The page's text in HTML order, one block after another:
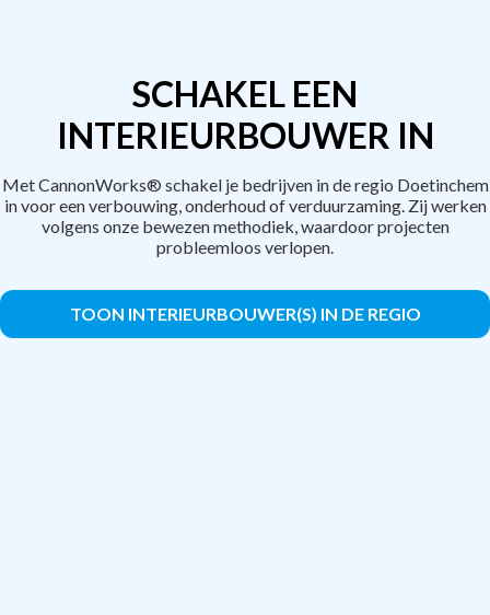
SCHAKEL EEN
INTERIEURBOUWER IN
Met CannonWorks® schakel je bedrijven in de regio Doetinchem
in voor een verbouwing, onderhoud of verduurzaming. Zij werken
volgens onze bewezen methodiek, waardoor projecten
probleemloos verlopen.
TOON INTERIEURBOUWER(S) IN DE REGIO